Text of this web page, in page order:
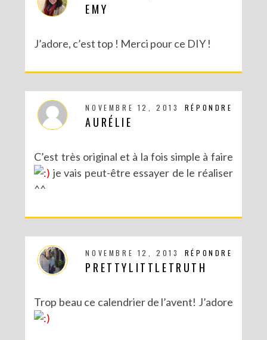
RECETTES ET CRÉATIONS POUR DES FÊTES RÉUSSIES – CONCOURS
EMY
J’adore, c’est top ! Merci pour ce DIY !
RÉPONDRE
NOVEMBRE 12, 2013
AURÉLIE
C’est très original et à la fois simple à faire
je vais peut-être essayer de le réaliser
^^
RÉPONDRE
NOVEMBRE 12, 2013
PRETTYLITTLETRUTH
Trop beau ce calendrier de l’avent! J’adore